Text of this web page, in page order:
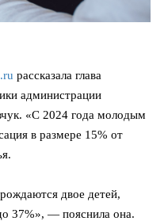
рассказала глава
администрации
«С 2024 года молодым
в размере 15% от
двое детей,
37%», — пояснила она.